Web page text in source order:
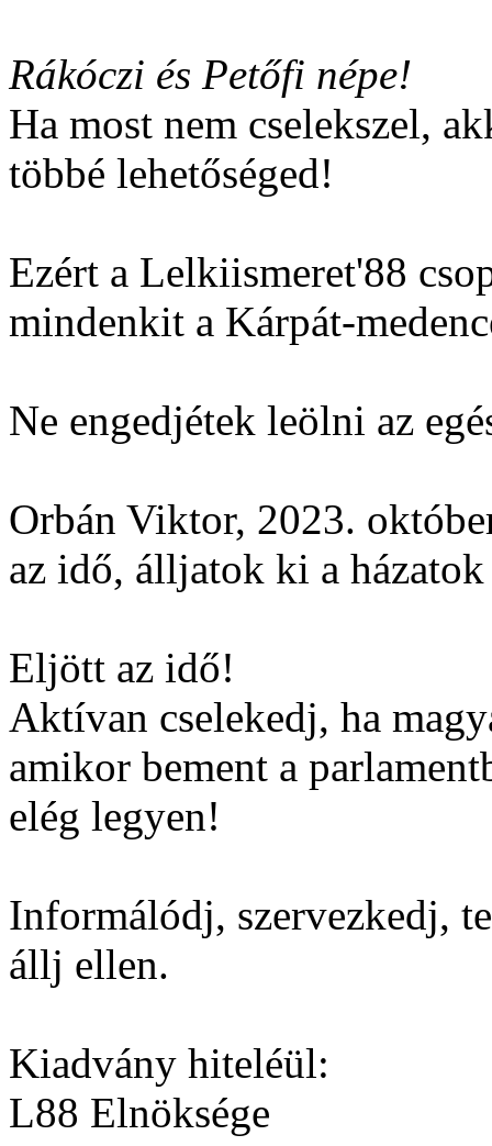
Rákóczi és Petőfi népe!
Ha most nem cselekszel,
többé lehetőséged!
Ezért a Lelkiismeret'88
mindenkit a Kárpát-
Ne engedjétek leölni az
Orbán Viktor, 2023.
az idő, álljatok ki a
Eljött az idő!
Aktívan cselekedj, ha
amikor bement a
elég legyen!
Informálódj, szervezkedj,
állj ellen.
Kiadvány hiteléül:
L88 Elnöksége